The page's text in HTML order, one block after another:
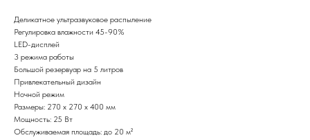
Деликатное ультразвуковое распыление
Регулировка влажности 45-90%
LED-дисплей
3 режима работы
Большой резервуар на 5 литров
Привлекательный дизайн
Ночной режим
Размеры: 270 х 270 х 400 мм
Мощность: 25 Вт
Обслуживаемая площадь: до 20 м²